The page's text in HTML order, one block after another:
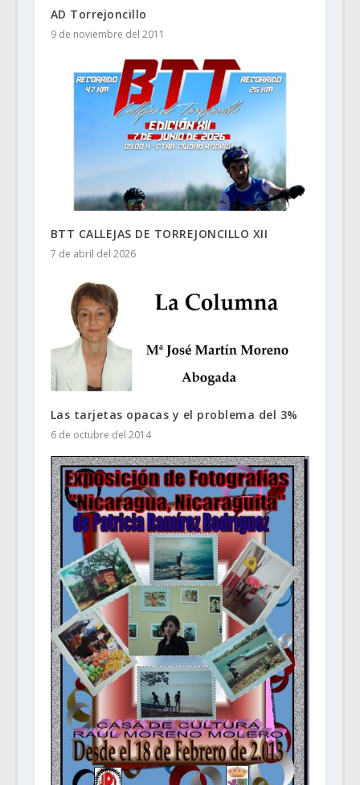
AD Torrejoncillo
9 de noviembre del 2011
BTT CALLEJAS DE TORREJONCILLO XII
7 de abril del 2026
Las tarjetas opacas y el problema del 3%
6 de octubre del 2014